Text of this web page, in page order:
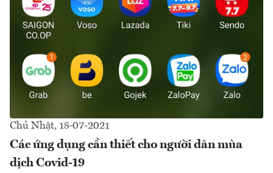
Chủ Nhật, 18-07-2021
Các ứng dụng cần thiết cho người dân mùa
dịch Covid-19